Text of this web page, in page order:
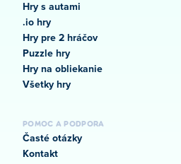
Hry s autami
.io hry
Hry pre 2 hráčov
Puzzle hry
Hry na obliekanie
Všetky hry
POMOC A PODPORA
Časté otázky
Kontakt